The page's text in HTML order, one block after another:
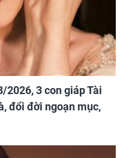
2026, 3 con giáp Tài
đổi đời ngoạn mục,